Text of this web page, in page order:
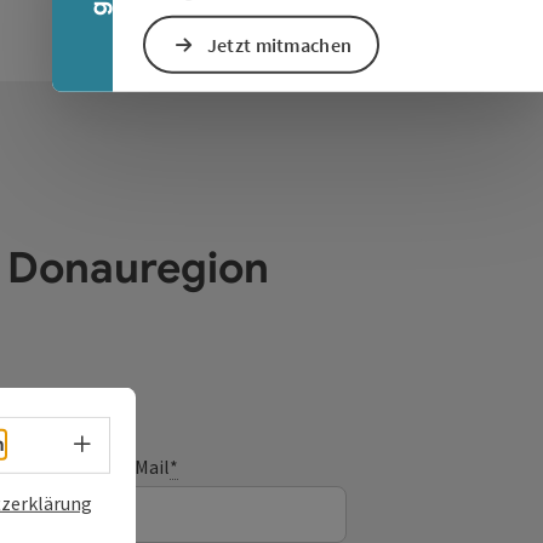
Jetzt mitmachen
E-Mail*
Sprachwahl - Menü öffnen